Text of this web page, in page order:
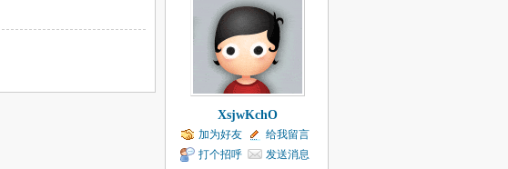
XsjwKchO
加为好友
给我留言
打个招呼
发送消息